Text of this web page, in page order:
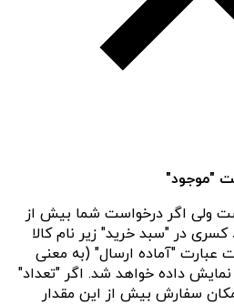
"موجود"
ولی اگر درخواست شما بیش از
کسری در "سبد خرید" زیر نام کالا
عبارت "آماده ارسال" (به معنی
نمایش داده خواهد شد. اگر "تعداد"
سفارش بیش از این مقدار